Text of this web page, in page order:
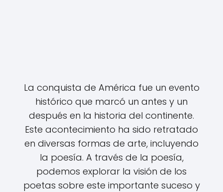
La conquista de América fue un evento
histórico que marcó un antes y un
después en la historia del continente.
Este acontecimiento ha sido retratado
en diversas formas de arte, incluyendo
la poesía. A través de la poesía,
podemos explorar la visión de los
poetas sobre este importante suceso y